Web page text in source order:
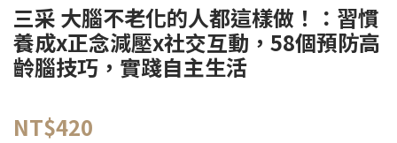
三采 大腦不老化的人都這樣做！：習慣
養成x正念減壓x社交互動，58個預防高
齡腦技巧，實踐自主生活
NT$420